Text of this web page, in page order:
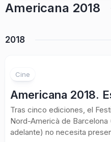
Americana 2018
2018
Cine
Americana 2018.
Tras cinco ediciones, el
Nord-Americà de Barcelona
adelante) no necesita